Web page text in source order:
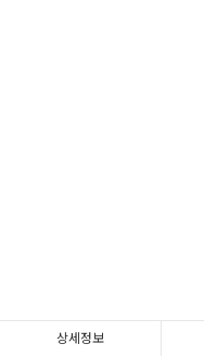
상세정보